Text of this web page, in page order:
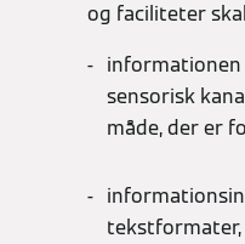
og faciliteter
informationen
sensorisk
måde, der er